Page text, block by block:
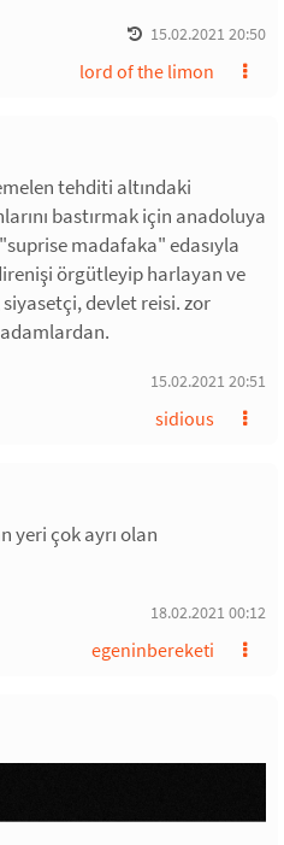
15.02.2021 20:50
lord of the limon
tehditi altındaki
bastırmak için anadoluya
madafaka" edasıyla
örgütleyip harlayan ve
devlet reisi. zor
adamlardan.
15.02.2021 20:51
sidious
yeri çok ayrı olan
18.02.2021 00:12
egeninbereketi